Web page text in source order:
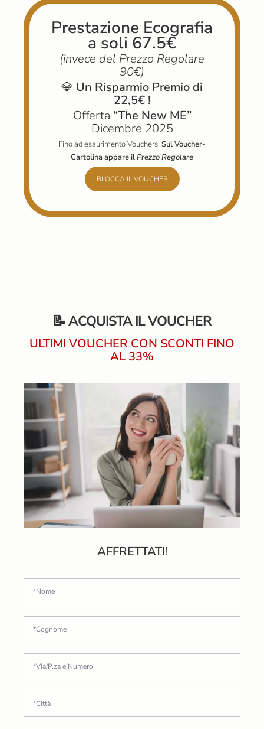
Prestazione Ecografia
a soli 67.5€
(invece del Prezzo Regolare
90€)
💎 Un Risparmio Premio di
22,5€ !
Offerta “The New ME”
Dicembre 2025
Fino ad esaurimento Vouchers! Sul Voucher-
Cartolina appare ilPrezzo Regolare
BLOCCA IL VOUCHER
📝 ACQUISTA IL VOUCHER
ULTIMI VOUCHER CON SCONTI FINO
AL 33%
AFFRETTATI!